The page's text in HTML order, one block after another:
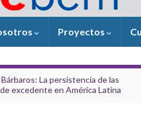
Proyectos
La persistencia de las
excedente en América Latina